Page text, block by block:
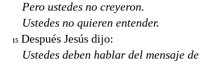
Pero ustedes no creyeron.
Ustedes no quieren entender.
15 Después Jesús dijo:
Ustedes deben hablar del mensaje de